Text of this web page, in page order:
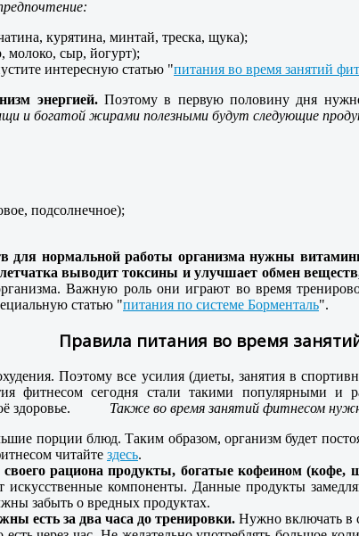
курятина, минтай, треска, щука);
сыр, йогурт);
интересную статью "питания во время занятий
энергией.Поэтому в первую половину дня нужно
и богатой жирами полезными будут следующие
подсолнечное);
для нормальной работы организма нужны
выводит токсины и улучшает обмен
Важную роль они играют во время
статью "питания по системе Борменталь".
Правила питания во время
Поэтому все усилия (диеты, занятия в
фитнесом сегодня стали такими популярными и
здоровье.
Также во время занятий фитнесом
порции блюд. Таким образом, организм будет
читайте здесь.
рациона продукты, богатые кофеином (кофе,
искусственные компоненты. Данные продукты
забыть о вредных продуктах.
есть за два часа до тренировки. Нужно включать в